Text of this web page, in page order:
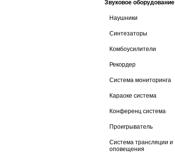
Звуковое оборудование
Наушники
Синтезаторы
Комбоусилители
Рекордер
Система мониторинга
Караоке система
Конференц система
Проигрыватель
Система трансляции и
оповещения